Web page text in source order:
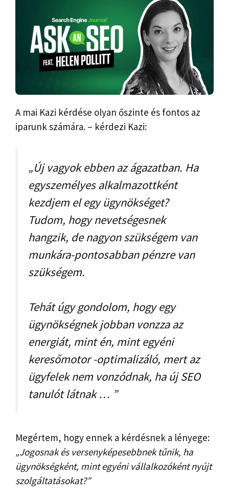
A mai Kazi kérdése olyan őszinte és fontos az
iparunk számára. – kérdezi Kazi:
„Új vagyok ebben az ágazatban. Ha
egyszemélyes alkalmazottként
kezdjem el egy ügynökséget?
Tudom, hogy nevetségesnek
hangzik, de nagyon szükségem van
munkára-pontosabban pénzre van
szükségem.
Tehát úgy gondolom, hogy egy
ügynökségnek jobban vonzza az
energiát, mint én, mint egyéni
keresőmotor -optimalizáló, mert az
ügyfelek nem vonzódnak, ha új SEO
tanulót látnak … ”
Megértem, hogy ennek a kérdésnek a lényege:
„Jogosnak és versenyképesebbnek tűnik, ha
ügynökségként, mint egyéni vállalkozóként nyújt
szolgáltatásokat?”